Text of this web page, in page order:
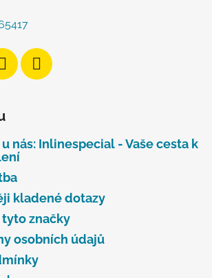
nás: Inlinespecial - Vaše cesta k
kladené dotazy
značky
osobních údajů